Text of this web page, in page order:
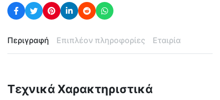
Περιγραφή Επιπλέον πληροφορίες Εταιρία
Τεχνικά Χαρακτηριστικά